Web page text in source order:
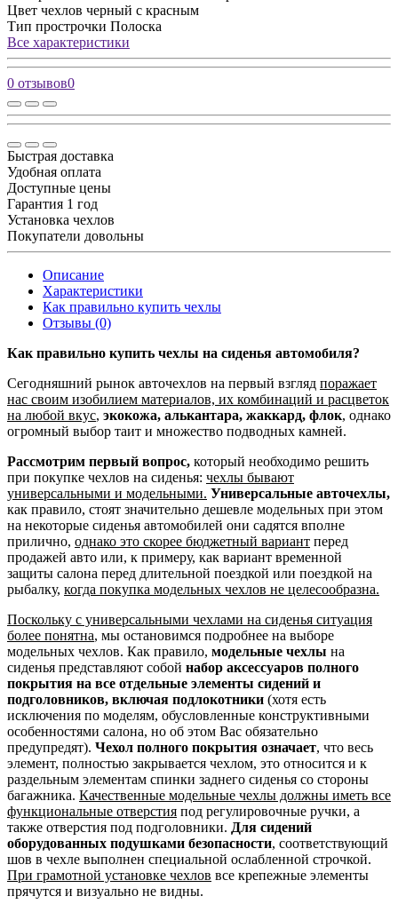
Цвет чехлов черный с красным
Тип прострочки Полоска
Все характеристики
0 отзывов0
Быстрая доставка
Удобная оплата
Доступные цены
Гарантия 1 год
Установка чехлов
Покупатели довольны
Описание
Характеристики
Как правильно купить чехлы
Отзывы (0)
Как правильно купить чехлы на сиденья автомобиля?
Сегодняшний рынок авточехлов на первый взгляд поражает
нас своим изобилием материалов, их комбинаций и расцветок
на любой вкус, экокожа, алькантара, жаккард, флок, однако
огромный выбор таит и множество подводных камней.
Рассмотрим первый вопрос, который необходимо решить
при покупке чехлов на сиденья: чехлы бывают
универсальными и модельными. Универсальные авточехлы,
как правило, стоят значительно дешевле модельных при этом
на некоторые сиденья автомобилей они садятся вполне
прилично, однако это скорее бюджетный вариант перед
продажей авто или, к примеру, как вариант временной
защиты салона перед длительной поездкой или поездкой на
рыбалку, когда покупка модельных чехлов не целесообразна.
Поскольку с универсальными чехлами на сиденья ситуация
более понятна, мы остановимся подробнее на выборе
модельных чехлов. Как правило, модельные чехлы на
сиденья представляют собой набор аксессуаров полного
покрытия на все отдельные элементы сидений и
подголовников, включая подлокотники (хотя есть
исключения по моделям, обусловленные конструктивными
особенностями салона, но об этом Вас обязательно
предупредят). Чехол полного покрытия означает, что весь
элемент, полностью закрывается чехлом, это относится и к
раздельным элементам спинки заднего сиденья со стороны
багажника. Качественные модельные чехлы должны иметь все
функциональные отверстия под регулировочные ручки, а
также отверстия под подголовники. Для сидений
оборудованных подушками безопасности, соответствующий
шов в чехле выполнен специальной ослабленной строчкой.
При грамотной установке чехлов все крепежные элементы
прячутся и визуально не видны.